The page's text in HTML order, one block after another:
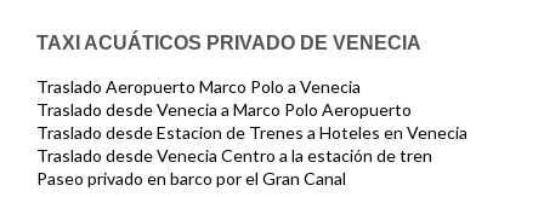
TAXI ACUÁTICOS PRIVADO DE VENECIA
Traslado Aeropuerto Marco Polo a Venecia
Traslado desde Venecia a Marco Polo Aeropuerto
Traslado desde Estacion de Trenes a Hoteles en Venecia
Traslado desde Venecia Centro a la estación de tren
Paseo privado en barco por el Gran Canal